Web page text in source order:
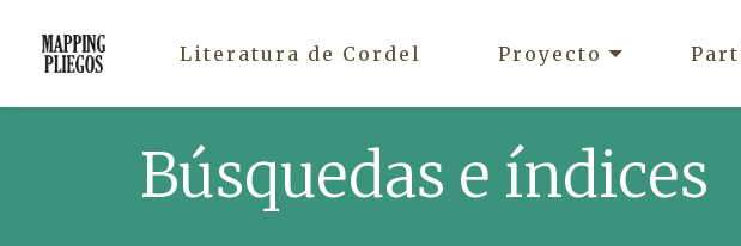
Literatura de Cordel Proyecto
Búsquedas e índices